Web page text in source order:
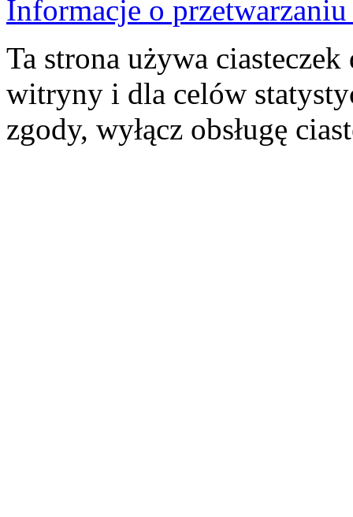
Informacje o
Ta strona używa
witryny i dla celów
zgody, wyłącz obsługę